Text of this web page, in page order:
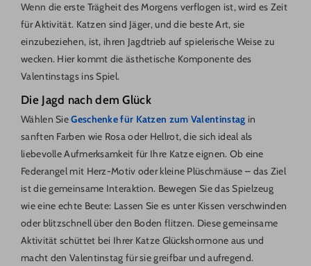
Wenn die erste Trägheit des Morgens verflogen ist, wird es Zeit
für Aktivität. Katzen sind Jäger, und die beste Art, sie
einzubeziehen, ist, ihren Jagdtrieb auf spielerische Weise zu
wecken. Hier kommt die ästhetische Komponente des
Valentinstags ins Spiel.
Die Jagd nach dem Glück
Wählen SieGeschenke für Katzen zum Valentinstag in
sanften Farben wie Rosa oder Hellrot, die sich ideal als
liebevolle Aufmerksamkeit für Ihre Katze eignen. Ob eine
Federangel mit Herz-Motiv oder kleine Plüschmäuse – das Ziel
ist die gemeinsame Interaktion. Bewegen Sie das Spielzeug
wie eine echte Beute: Lassen Sie es unter Kissen verschwinden
oder blitzschnell über den Boden flitzen. Diese gemeinsame
Aktivität schüttet bei Ihrer Katze Glückshormone aus und
macht den Valentinstag für sie greifbar und aufregend.